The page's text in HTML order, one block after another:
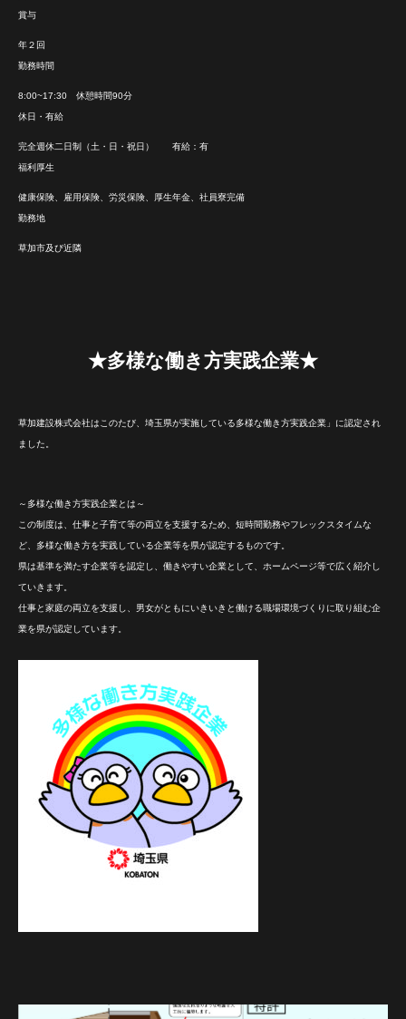
賞与
年２回
勤務時間
8:00~17:30 休憩時間90分
休日・有給
完全週休二日制（土・日・祝日） 有給：有
福利厚生
健康保険、雇用保険、労災保険、厚生年金、社員寮完備
勤務地
草加市及び近隣
★多様な働き方実践企業★
草加建設株式会社はこのたび、埼玉県が実施している多様な働き方実践企業」に認定され
ました。
～多様な働き方実践企業とは～
この制度は、仕事と子育て等の両立を支援するため、短時間勤務やフレックスタイムな
ど、多様な働き方を実践している企業等を県が認定するものです。
県は基準を満たす企業等を認定し、働きやすい企業として、ホームページ等で広く紹介し
ていきます。
仕事と家庭の両立を支援し、男女がともにいきいきと働ける職場環境づくりに取り組む企
業を県が認定しています。